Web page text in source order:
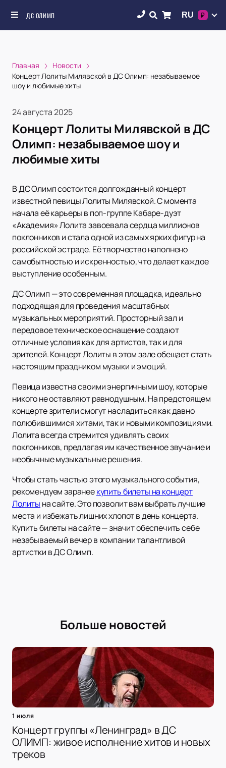
ДС ОЛИМП RU ₽
Главная
Новости
Концерт Лолиты Милявской в ДС Олимп: незабываемое
шоу и любимые хиты
24 августа 2025
Концерт Лолиты Милявской в ДС
Олимп: незабываемое шоу и
любимые хиты
В ДС Олимп состоится долгожданный концерт
известной певицы Лолиты Милявской. С момента
начала её карьеры в поп-группе Кабаре-дуэт
«Академия» Лолита завоевала сердца миллионов
поклонников и стала одной из самых ярких фигур на
российской эстраде. Её творчество наполнено
самобытностью и искренностью, что делает каждое
выступление особенным.
ДС Олимп — это современная площадка, идеально
подходящая для проведения масштабных
музыкальных мероприятий. Просторный зал и
передовое техническое оснащение создают
отличные условия как для артистов, так и для
зрителей. Концерт Лолиты в этом зале обещает стать
настоящим праздником музыки и эмоций.
Певица известна своими энергичными шоу, которые
никого не оставляют равнодушным. На предстоящем
концерте зрители смогут насладиться как давно
полюбившимися хитами, так и новыми композициями.
Лолита всегда стремится удивлять своих
поклонников, предлагая им качественное звучание и
необычные музыкальные решения.
Чтобы стать частью этого музыкального события,
рекомендуем заранеекупить билеты на концерт
Лолиты на сайте. Это позволит вам выбрать лучшие
места и избежать лишних хлопот в день концерта.
Купить билеты на сайте — значит обеспечить себе
незабываемый вечер в компании талантливой
артистки в ДС Олимп.
Больше новостей
1 июля
Концерт группы «Ленинград» в ДС
ОЛИМП: живое исполнение хитов и новых
треков